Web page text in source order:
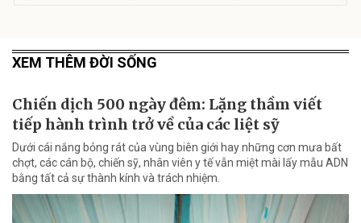
XEM THÊM ĐỜI SỐNG
Chiến dịch 500 ngày đêm: Lặng thầm viết
tiếp hành trình trở về của các liệt sỹ
Dưới cái nắng bỏng rát của vùng biên giới hay những cơn mưa bất
chợt, các cán bộ, chiến sỹ, nhân viên y tế vẫn miệt mài lấy mẫu ADN
bằng tất cả sự thành kính và trách nhiệm.